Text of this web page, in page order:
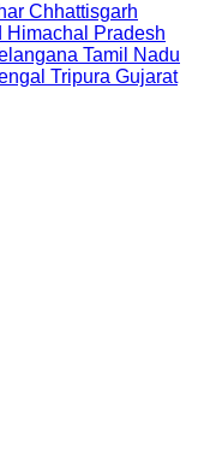
Chhattisgarh
Himachal Pradesh
Tamil Nadu
Tripura Gujarat